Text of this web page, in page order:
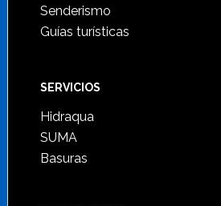
Senderismo
Guías turísticas
SERVICIOS
Hidraqua
SUMA
Basuras